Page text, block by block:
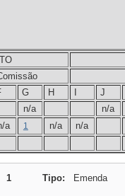
G H
J
n/a
n/a
a 1 n/a
n/a
1 Tipo: Emenda